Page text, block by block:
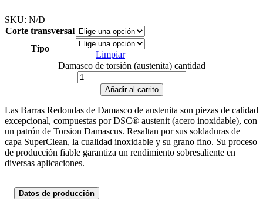
SKU: N/D
Corte transversal
Tipo
Limpiar
Damasco de torsión (austenita) cantidad
Añadir al carrito
Las Barras Redondas de Damasco de austenita son piezas de calidad
excepcional, compuestas por DSC® austenit (acero inoxidable), con
un patrón de Torsion Damascus. Resaltan por sus soldaduras de
capa SuperClean, la cualidad inoxidable y su grano fino. Su proceso
de producción fiable garantiza un rendimiento sobresaliente en
diversas aplicaciones.
Datos de producción